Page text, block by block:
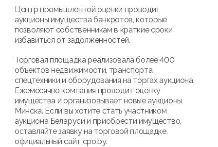
Центр промышленной оценки проводит
аукционы имущества банкротов, которые
позволяют собственникам в краткие сроки
избавиться от задолженностей.
Торговая площадка реализовала более 400
объектов недвижимости, транспорта,
спецтехники и оборудования на торгах аукциона.
Ежемесячно компания проводит оценку
имущества и организовывает новые аукционы
Минска. Если вы хотите стать участником
аукциона Беларуси и приобрести имущество,
оставляйте заявку на торговой площадке,
официальный сайт cpo.by.